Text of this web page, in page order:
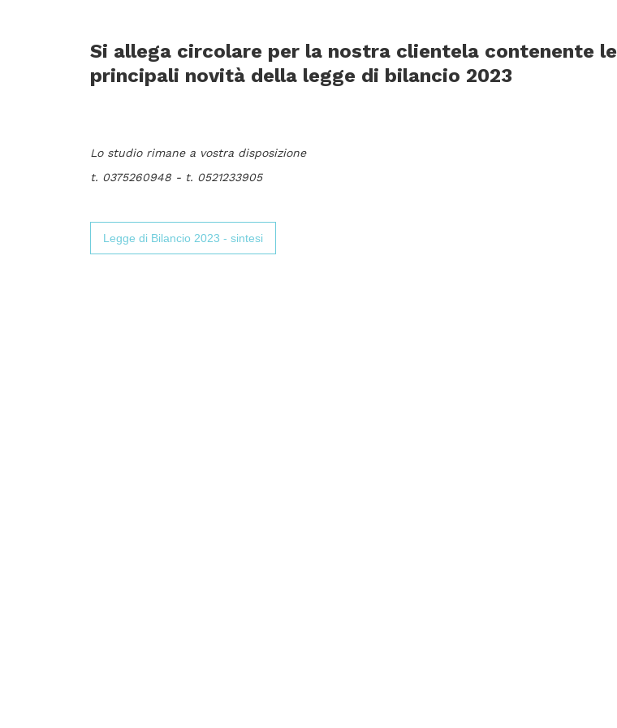
Si allega circolare per la nostra clientela contenente le
principali novità della legge di bilancio 2023
Lo studio rimane a vostra disposizione
t. 0375260948 - t. 0521233905
Legge di Bilancio 2023 - sintesi